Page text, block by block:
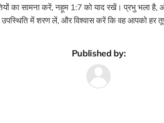
का सामना करें, नहूम 1:7 को याद रखें। प्रभु भला
में शरण लें, और विश्वास करें कि वह आपको हर
Published by: